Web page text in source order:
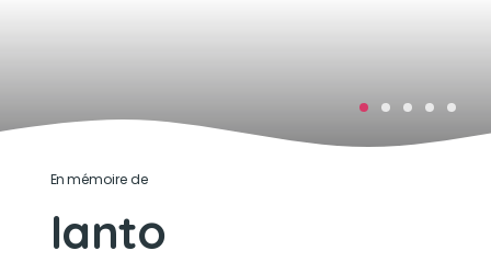
En mémoire de
Ianto